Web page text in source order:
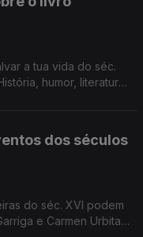
a tua vida do séc.
humor, literatura,
dos séculos
do séc. XVI podem
e Carmen Urbita,